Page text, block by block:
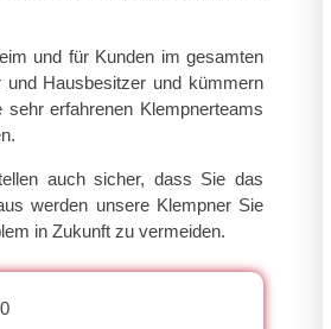
und für Kunden im gesamten
Hausbesitzer und kümmern
erfahrenen Klempnerteams
auch sicher, dass Sie das
werden unsere Klempner Sie
in Zukunft zu vermeiden.